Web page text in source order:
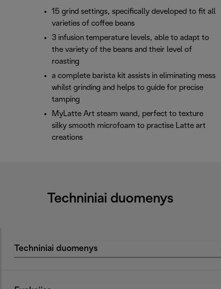
15 grind settings, specifically developed to fit all
varieties of coffee beans
3 infusion temperature levels, able to adapt to
the variety of the beans and their level of
roasting
a complete barista kit assists in eliminating mess
whilst grinding and helps to guide for precise
tamping
MyLatte Art steam wand, perfect to texture
silky smooth microfoam to practise Latte art
creations
Techniniai duomenys
Techniniai duomenys